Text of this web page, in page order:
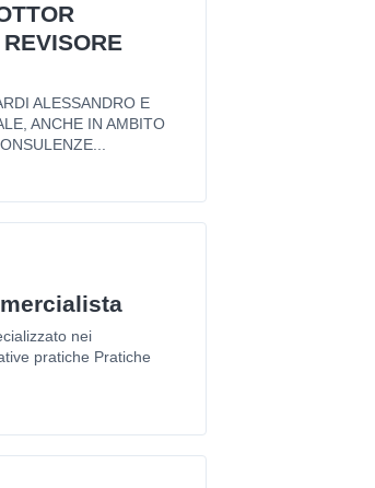
ALESSANDRO E
ANCHE IN AMBITO
nei
pratiche Pratiche